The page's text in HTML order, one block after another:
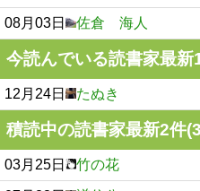
08月03日 佐倉 海人
今読んでいる読書家最新
12月24日 たぬき
積読中の読書家最新2件
03月25日 竹の花